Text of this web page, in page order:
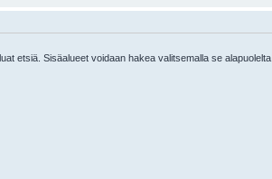
etsiä. Sisäalueet voidaan hakea valitsemalla se alapuolelta.